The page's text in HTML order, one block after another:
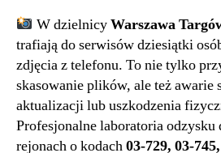
W dzielnicyWarszawa
trafiają do serwisów dziesiątki
zdjęcia z telefonu. To nie tylko
skasowanie plików, ale też awarie
aktualizacji lub uszkodzenia
Profesjonalne laboratoria odzysku
rejonach o kodach03-729, 03-